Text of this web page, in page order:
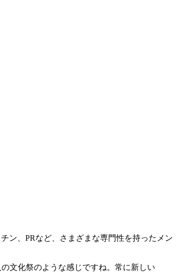
ン、PRなど、さまざまな専門性を持ったメン
文化祭のような感じですね。常に新しい